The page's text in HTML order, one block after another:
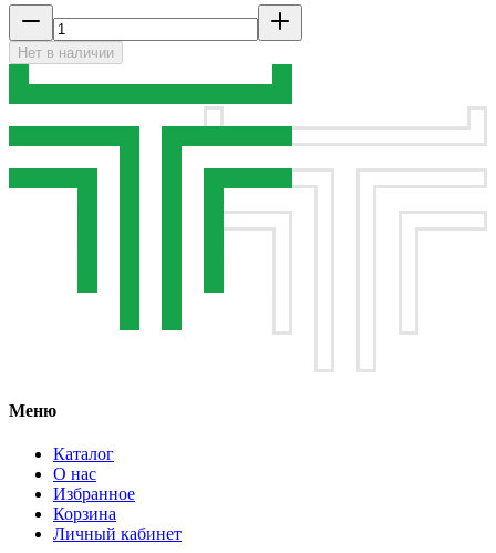
Нет в наличии
Меню
Каталог
О нас
Избранное
Корзина
Личный кабинет